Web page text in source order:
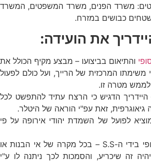
משרד הפנים, משרד המשפטים, המשרד
כבושים במזרח.
את הועידה:
והתיאום בביצועו – מבצע מקיף הכולל את
משימתו המרכזית של הרייך, ועל כולם לפעול
מטרה זו.
– היידריך הדגיש כי הרצח עתיד להתפשט לכל
גיאוגרפית, זאת עפ"י הוראה של היטלר.
לפועל של השמדת יהודי אירופה על פי
4. ביצוע הפיתרון הסופי בידי ה-S.S – בכל מקרה של אי הבנות או
חילוקי דעות, ה-S.S יהיה זה שיכריע, והסמכות לכך ניתנה לו ע"י